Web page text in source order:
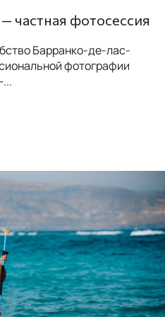
частная фотосессия
Барранко-де-лас-
фотографии